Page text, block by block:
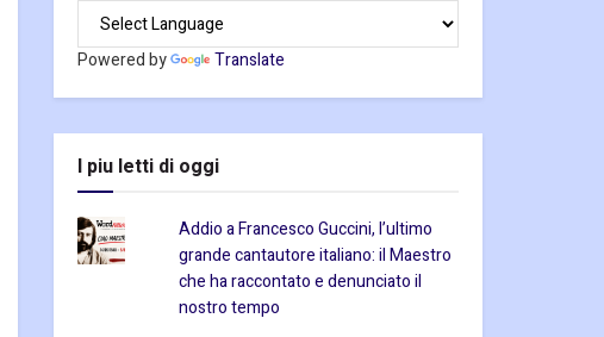
Powered by Translate
I piu letti di oggi
Addio a Francesco Guccini, l’ultimo
grande cantautore italiano: il Maestro
che ha raccontato e denunciato il
nostro tempo